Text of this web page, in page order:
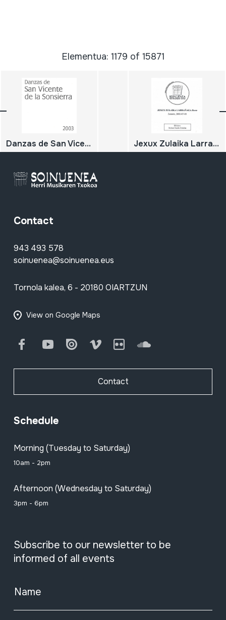
Elementua: 1179 of 15871
Danzas de San Vicente de la Sonsierra; 2003 Jexux Zulaika Larrañaga 'Beote'; Zarautz; 2002-07-06
Contact
943 493 578
soinuenea@soinuenea.eus
Tornola kalea, 6 - 20180 OIARTZUN
View on Google Maps
FacebookYoutube Issuu Vimeo Flickr SoundCloud
Contact
Schedule
Morning (Tuesday to Saturday)
10am - 2pm
Afternoon (Wednesday to Saturday)
3pm - 6pm
Subscribe to our newsletter to be
informed of all events
Name